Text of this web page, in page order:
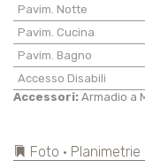
Pavim. Notte
Pavim. Cucina
Pavim. Bagno
Accesso Disabili
Accessori: Armadio a
Foto • Planimetrie